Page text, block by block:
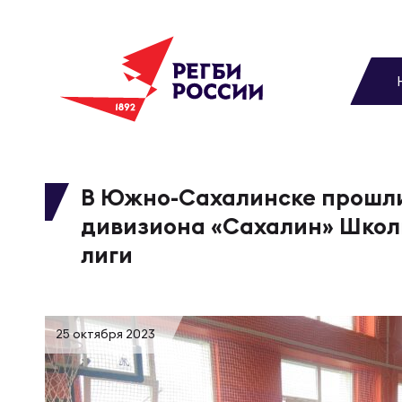
Новости
Матчи
Турниры
Медиа
Федерация
В Южно-Сахалинске прошли
дивизиона «Сахалин»
лиги
25 октября 2023